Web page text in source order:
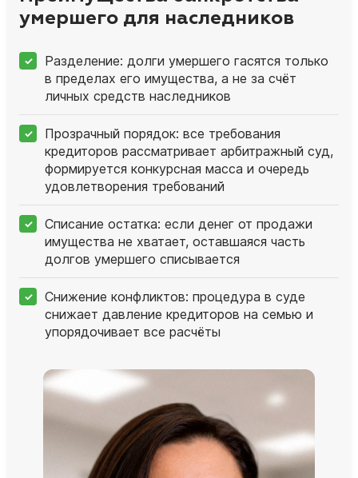
умершего для наследников
Разделение: долги умершего гасятся только
в пределах его имущества, а не за счёт
личных средств наследников
Прозрачный порядок: все требования
кредиторов рассматривает арбитражный суд,
формируется конкурсная масса и очередь
удовлетворения требований
Списание остатка: если денег от продажи
имущества не хватает, оставшаяся часть
долгов умершего списывается
Снижение конфликтов: процедура в суде
снижает давление кредиторов на семью и
упорядочивает все расчёты